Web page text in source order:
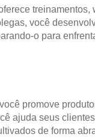
treinamentos,
você
o para
promove
ajuda seus
de forma